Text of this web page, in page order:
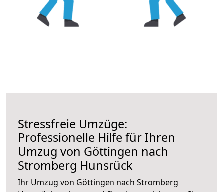
Stressfreie Umzüge:
Professionelle Hilfe für Ihren
Umzug von Göttingen nach
Stromberg Hunsrück
Ihr Umzug von Göttingen nach Stromberg